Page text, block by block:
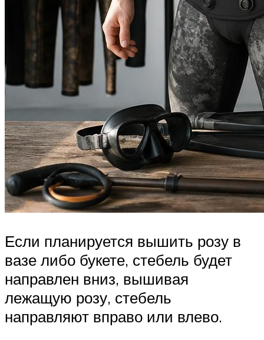
Если планируется вышить розу в
вазе либо букете, стебель будет
направлен вниз, вышивая
лежащую розу, стебель
направляют вправо или влево.